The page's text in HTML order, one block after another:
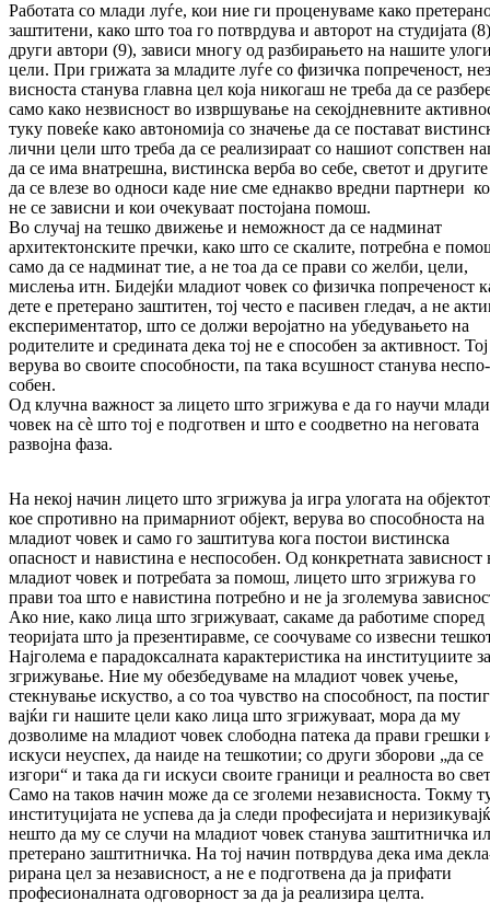
Работата со млади луѓе, кои ние ги процену­ва­ме како
заштитени, како што тоа го потврдува и авторот на студијата
други автори (9), зависи многу од раз­бирањето на на­ши­те
цели. При грижата за младите луѓе со физичка попреченост,
вис­носта ста­ну­ва главна цел која никогаш не тре­ба да се
само како незвисност во извршување на секојдневните
туку пов­еќе како автономија со значење да се пос­та­ват
лични цели што треба да се реа­лизираат со нашиот сопствен
да се има внатреш­на, вистинска верба во себе, светот и
да се влезе во односи каде ние сме еднакво вред­ни партнери
не се зависни и кои оче­ку­ваат постојана помош.
Во случај на тешко движење и неможност да се надминат
архитектонските пречки, како што се скалите, потребна е
само да се надминат тие, а не тоа да се прави со желби, цели,
мисле­ња итн. Бидејќи младиот човек со физичка попреченост
дете е претерано заштитен, тој често е пасивен гледач, а не
експе­ри­ментатор, што се должи веројатно на убе­дувањето на
родителите и средината дека тој не е способен за активност.
верува во свои­те способности, па така всушност станува не­спо­
собен.
Од клучна важност за лицето што згрижува е да го научи
човек на сè што тој е под­готвен и што е соодветно на неговата
развојна фаза.
На некој начин лицето што згрижува ја игра уло­гата на
кое спротивно на примар­ни­от објект, верува во способноста на
младиот човек и само го заштитува кога постои вис­тин­ска
опасност и навистина е неспособен. Од кон­кретната зависност
младиот човек и по­тре­бата за помош, лицето што згрижува го
прави тоа што е навистина потребно и не ја зголемува
Ако ние, како лица што згрижуваат, сакаме да работиме според
теоријата што ја презенти­рав­ме, се соочуваме со извесни
Најго­ле­ма е парадоксалната карактеристика на инсти­ту­циите за
згрижување. Ние му обезбедуваме на младиот човек учење,
стекнување искуство, а со тоа чувство на способност, па
вај­ќи ги нашите цели како лица што згрижуваат, мора да му
дозволиме на младиот човек сло­бод­на патека да прави грешки
искуси неуспех, да наиде на тешкотии; со други зборови „да се
изгори“ и така да ги искуси своите граници и реалноста во
Само на таков начин може да се зголеми независноста. Токму
инсти­ту­ци­јата не успева да ја следи професијата и
нешто да му се случи на младиот човек станува заштитничка
претерано заш­тит­ничка. На тој начин потврдува дека има
рирана цел за независност, а не е подготвена да ја прифати
професионалната одговорност за да ја реализира целта.